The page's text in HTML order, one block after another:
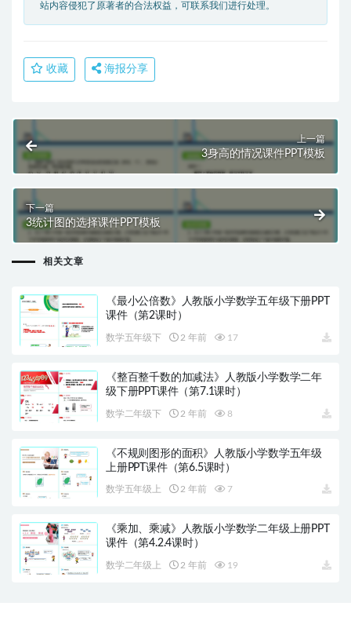
站内容侵犯了原著者的合法权益，可联系我们进行处理。
收藏 海报分享
上一篇
3身高的情况课件PPT模板
下一篇
3统计图的选择课件PPT模板
相关文章
《最小公倍数》人教版小学数学五年级下册PPT
课件（第2课时）
数学五年级下 2 年前 17
《整百整千数的加减法》人教版小学数学二年
级下册PPT课件（第7.1课时）
数学二年级下 2 年前 8
《不规则图形的面积》人教版小学数学五年级
上册PPT课件（第6.5课时）
数学五年级上 2 年前 7
《乘加、乘减》人教版小学数学二年级上册PPT
课件（第4.2.4课时）
数学二年级上 2 年前 19